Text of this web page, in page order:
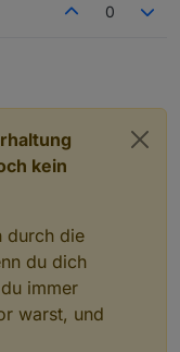
0
kein
durch die
du dich
immer
warst, und